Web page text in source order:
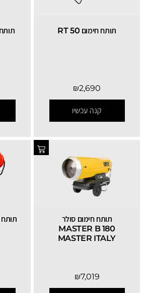
תותח חימום RT 50
₪2,690
קנה עכשיו
תותח חימום סולר
MASTER B 180
MASTER ITALY
₪7,019